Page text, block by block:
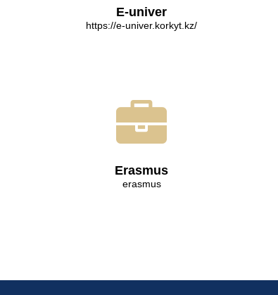
E-univer
https://e-univer.korkyt.kz/
Erasmus
erasmus